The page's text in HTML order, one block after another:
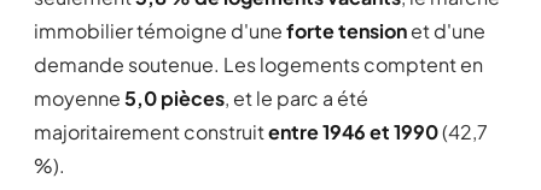
immobilier témoigne d'uneforte tensionet d'une
demande soutenue. Les logements comptent en
moyenne5,0 pièces, et le parc a été
majoritairement construitentre 1946 et 1990(42,7
%).